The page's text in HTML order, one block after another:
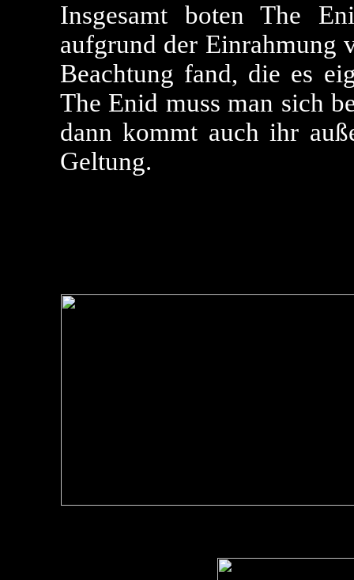
Insgesamt boten The
aufgrund der Einrahmung
Beachtung fand, die es
The Enid muss man sich
dann kommt auch ihr
Geltung.